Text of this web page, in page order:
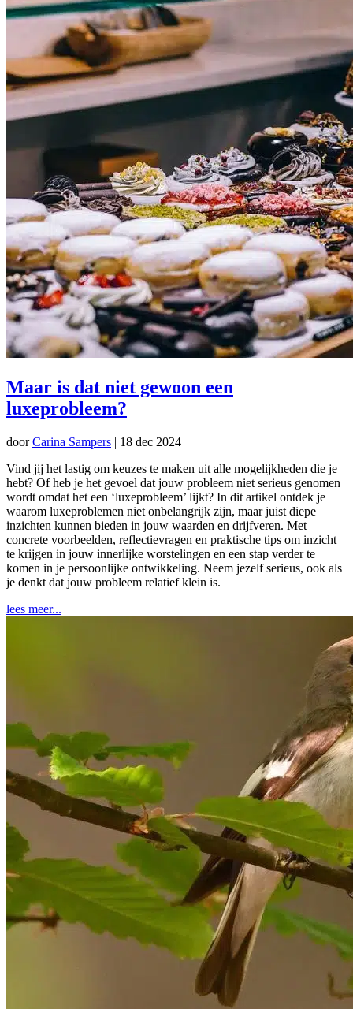
Maar is dat niet gewoon een
luxeprobleem?
doorCarina Sampers | 18 dec 2024
Vind jij het lastig om keuzes te maken uit alle mogelijkheden die je
hebt? Of heb je het gevoel dat jouw probleem niet serieus genomen
wordt omdat het een ‘luxeprobleem’ lijkt? In dit artikel ontdek je
waarom luxeproblemen niet onbelangrijk zijn, maar juist diepe
inzichten kunnen bieden in jouw waarden en drijfveren. Met
concrete voorbeelden, reflectievragen en praktische tips om inzicht
te krijgen in jouw innerlijke worstelingen en een stap verder te
komen in je persoonlijke ontwikkeling. Neem jezelf serieus, ook als
je denkt dat jouw probleem relatief klein is.
lees meer...